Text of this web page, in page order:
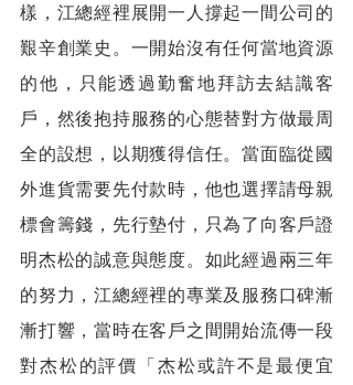
樣，江總經裡展開一人撐起一間公司的
艱辛創業史。一開始沒有任何當地資源
的他，只能透過勤奮地拜訪去結識客
戶，然後抱持服務的心態替對方做最周
全的設想，以期獲得信任。當面臨從國
外進貨需要先付款時，他也選擇請母親
標會籌錢，先行墊付，只為了向客戶證
明杰松的誠意與態度。如此經過兩三年
的努力，江總經裡的專業及服務口碑漸
漸打響，當時在客戶之間開始流傳一段
對杰松的評價「杰松或許不是最便宜